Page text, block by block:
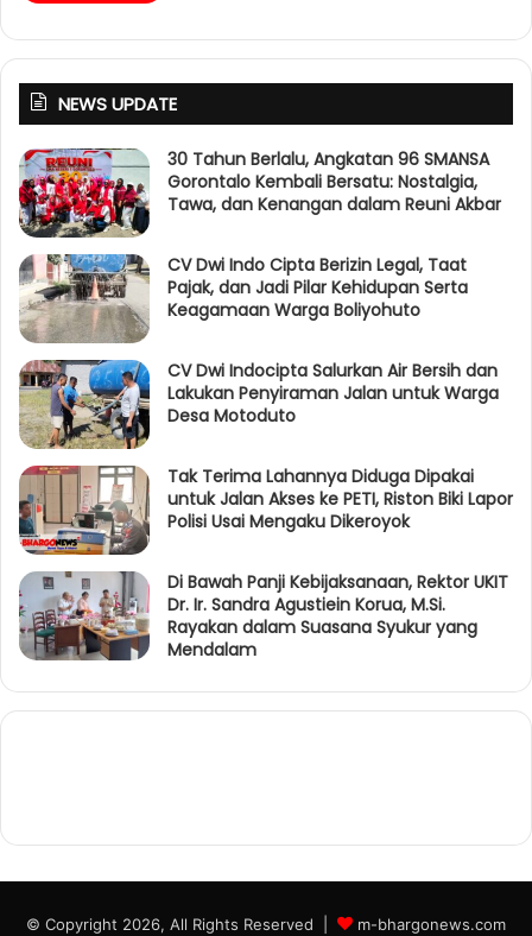
NEWS UPDATE
30 Tahun Berlalu, Angkatan 96 SMANSA
Gorontalo Kembali Bersatu: Nostalgia,
Tawa, dan Kenangan dalam Reuni Akbar
CV Dwi Indo Cipta Berizin Legal, Taat
Pajak, dan Jadi Pilar Kehidupan Serta
Keagamaan Warga Boliyohuto
CV Dwi Indocipta Salurkan Air Bersih dan
Lakukan Penyiraman Jalan untuk Warga
Desa Motoduto
Tak Terima Lahannya Diduga Dipakai
untuk Jalan Akses ke PETI, Riston Biki Lapor
Polisi Usai Mengaku Dikeroyok
Di Bawah Panji Kebijaksanaan, Rektor UKIT
Dr. Ir. Sandra Agustiein Korua, M.Si.
Rayakan dalam Suasana Syukur yang
Mendalam
© Copyright 2026, All Rights Reserved | m-bhargonews.com